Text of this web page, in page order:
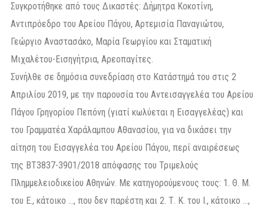
Συγκροτήθηκε από τους Δικαστές: Δήμητρα Κοκοτίνη,
Αντιπρόεδρο του Αρείου Πάγου, Αρτεμισία Παναγιώτου,
Γεώργιο Αναστασάκο, Μαρία Γεωργίου και Σταματική
Μιχαλέτου-Εισηγήτρια, Αρεοπαγίτες.
Συνήλθε σε δημόσια συνεδρίαση στο Κατάστημά του στις 2
Απριλίου 2019, με την παρουσία του Αντεισαγγελέα του Αρείου
Πάγου Γρηγορίου Πεπόνη (γιατί κωλύεται η Εισαγγελέας) και
του Γραμματέα Χαράλαμπου Αθανασίου, για να δικάσει την
αίτηση του Εισαγγελέα του Αρείου Πάγου, περί αναιρέσεως
της ΒΤ3837-3901/2018 απόφασης του Τριμελούς
Πλημμελειοδικείου Αθηνών. Με κατηγορούμενους τους: 1. Θ. Μ.
του Ε., κάτοικο …, που δεν παρέστη και 2. Τ. Κ. του Ι., κάτοικο …,